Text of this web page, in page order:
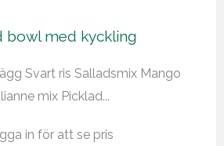
bowl med kyckling
Svart ris Salladsmix Mango
mix Picklad...
in för att se pris